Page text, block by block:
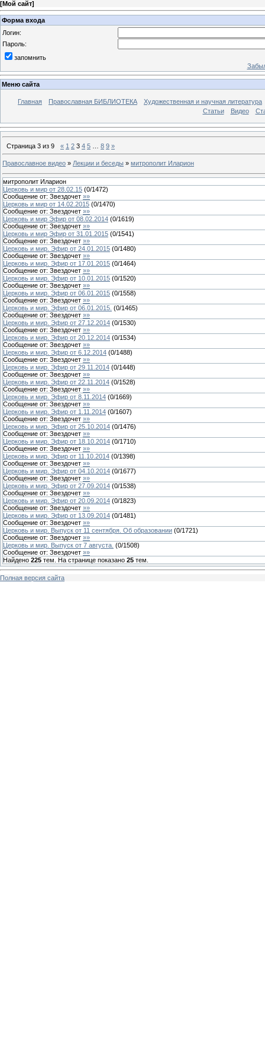
[Мой сайт]
Форма входа
Логин:
Пароль:
запомнить
Меню сайта
Главная Православная БИБЛИОТЕКА
Художественная и научная литература
Статьи
Видео
Страница 3 из 9 « 1 2 3 4 5 8 9 »
Православное видео » Лекции и беседы » митрополит Иларион
митрополит Иларион
Церковь и мир от 28.02.15 (0/1472)
Сообщение от: Звездочет »»
Церковь и мир от 14.02.2015 (0/1470)
Сообщение от: Звездочет »»
Церковь и мир Эфир от 08.02.2014 (0/1619)
Сообщение от: Звездочет »»
Церковь и мир Эфир от 31.01.2015 (0/1541)
Сообщение от: Звездочет »»
Церковь и мир. Эфир от 24.01.2015 (0/1480)
Сообщение от: Звездочет »»
Церковь и мир. Эфир от 17.01.2015 (0/1464)
Сообщение от: Звездочет »»
Церковь и мир. Эфир от 10.01.2015 (0/1520)
Сообщение от: Звездочет »»
Церковь и мир. Эфир от 06.01.2015 (0/1558)
Сообщение от: Звездочет »»
Церковь и мир. Эфир от 06.01.2015. (0/1465)
Сообщение от: Звездочет »»
Церковь и мир. Эфир от 27.12.2014 (0/1530)
Сообщение от: Звездочет »»
Церковь и мир. Эфир от 20.12.2014 (0/1534)
Сообщение от: Звездочет »»
Церковь и мир. Эфир от 6.12.2014 (0/1488)
Сообщение от: Звездочет »»
Церковь и мир. Эфир от 29.11.2014 (0/1448)
Сообщение от: Звездочет »»
Церковь и мир. Эфир от 22.11.2014 (0/1528)
Сообщение от: Звездочет »»
Церковь и мир. Эфир от 8.11.2014 (0/1669)
Сообщение от: Звездочет »»
Церковь и мир. Эфир от 1.11.2014 (0/1607)
Сообщение от: Звездочет »»
Церковь и мир. Эфир от 25.10.2014 (0/1476)
Сообщение от: Звездочет »»
Церковь и мир. Эфир от 18.10.2014 (0/1710)
Сообщение от: Звездочет »»
Церковь и мир. Эфир от 11.10.2014 (0/1398)
Сообщение от: Звездочет »»
Церковь и мир. Эфир от 04.10.2014 (0/1677)
Сообщение от: Звездочет »»
Церковь и мир. Эфир от 27.09.2014 (0/1538)
Сообщение от: Звездочет »»
Церковь и мир. Эфир от 20.09.2014 (0/1823)
Сообщение от: Звездочет »»
Церковь и мир. Эфир от 13.09.2014 (0/1481)
Сообщение от: Звездочет »»
Церковь и мир. Выпуск от 11 сентября. Об образовании (0/1721)
Сообщение от: Звездочет »»
Церковь и мир. Выпуск от 7 августа. (0/1508)
Сообщение от: Звездочет »»
Найдено 225 тем. На странице показано 25 тем.
Полная версия сайта